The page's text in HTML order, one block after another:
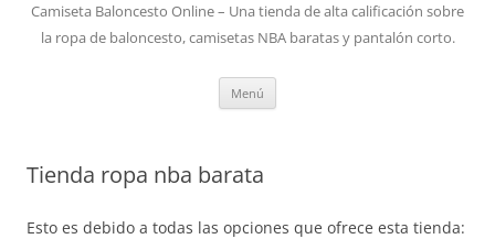
Camiseta Baloncesto Online – Una tienda de alta calificación sobre
la ropa de baloncesto, camisetas NBA baratas y pantalón corto.
Menú
Tienda ropa nba barata
Esto es debido a todas las opciones que ofrece esta tienda: